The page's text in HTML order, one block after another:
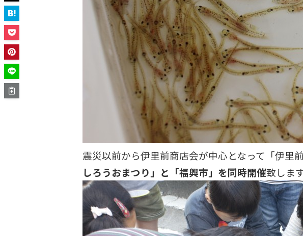
震災以前から伊里前商店会が中心となって「伊里
しろうおまつり」と「福興市」を同時開催致しま